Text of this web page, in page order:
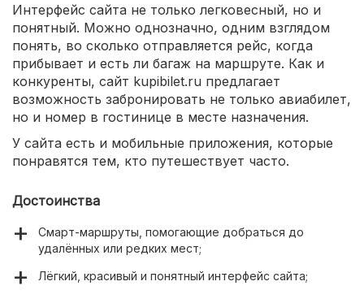
Интерфейс сайта не только легковесный, но и
понятный. Можно однозначно, одним взглядом
понять, во сколько отправляется рейс, когда
прибывает и есть ли багаж на маршруте. Как и
конкуренты, сайт kupibilet.ru предлагает
возможность забронировать не только авиабилет,
но и номер в гостинице в месте назначения.
У сайта есть и мобильные приложения, которые
понравятся тем, кто путешествует часто.
Достоинства
Смарт-маршруты, помогающие добраться до
удалённых или редких мест;
Лёгкий, красивый и понятный интерфейс сайта;